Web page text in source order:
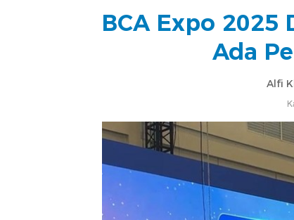
BCA Expo 2025
Ada
Alfi